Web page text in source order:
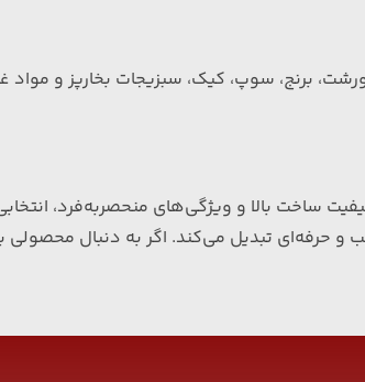
برنج، سوپ، کیک، سبزیجات بخارپز و
کیفیت ساخت بالا و ویژگی‌های منحصربه‌فرد،
و حرفه‌ای تبدیل می‌کند. اگر به دنبال محصولی